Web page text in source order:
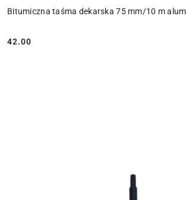
Bitumiczna taśma dekarska 75 mm/10 m
Cena:
42.00